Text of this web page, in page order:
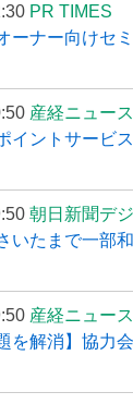
PR TIMES
ーナー向けセ
産経ニュース
イントサービ
朝日新聞デ
いたまで一部
産経ニュース
を解消】協力